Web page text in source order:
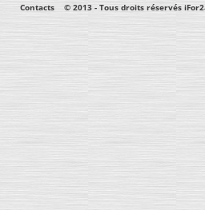
Contacts © 2013 - Tous droits réservés